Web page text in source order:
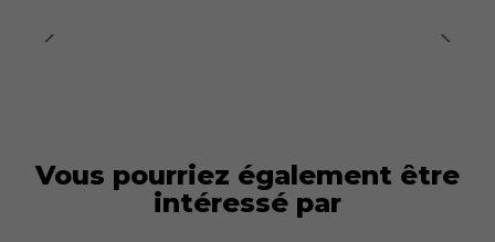
Vous pourriez également être
intéressé par